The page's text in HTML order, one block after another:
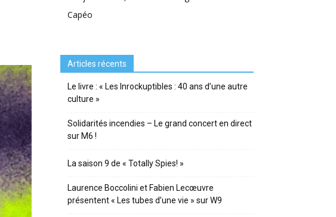
Capéo
Articles récents
Le livre : « Les Inrockuptibles : 40 ans d’une autre
culture »
Solidarités incendies – Le grand concert en direct
sur M6 !
La saison 9 de « Totally Spies! »
Laurence Boccolini et Fabien Lecœuvre
présentent « Les tubes d’une vie » sur W9